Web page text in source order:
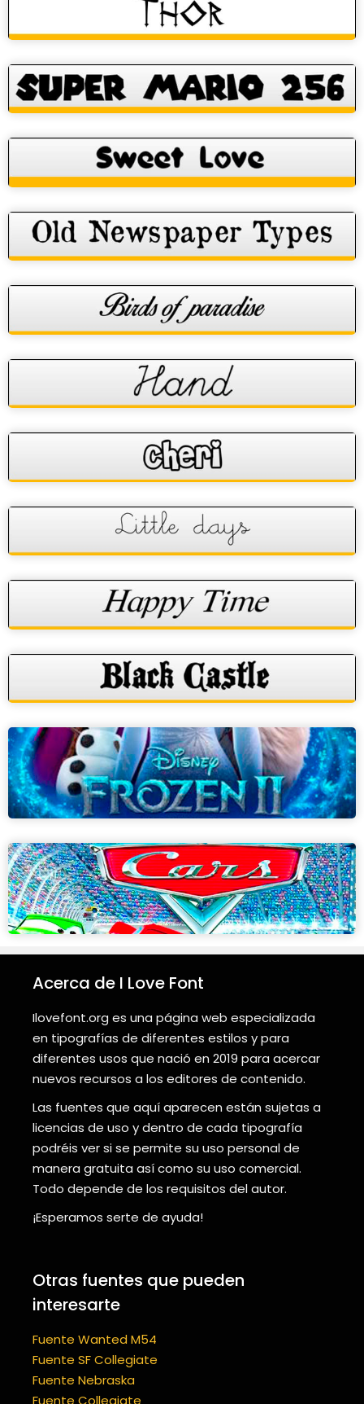
Acerca de I Love Font
Ilovefont.org es una página web especializada
en tipografías de diferentes estilos y para
diferentes usos que nació en 2019 para acercar
nuevos recursos a los editores de contenido.
Las fuentes que aquí aparecen están sujetas a
licencias de uso y dentro de cada tipografía
podréis ver si se permite su uso personal de
manera gratuita así como su uso comercial.
Todo depende de los requisitos del autor.
¡Esperamos serte de ayuda!
Otras fuentes que pueden
interesarte
Fuente Wanted M54
Fuente SF Collegiate
Fuente Nebraska
Fuente Collegiate